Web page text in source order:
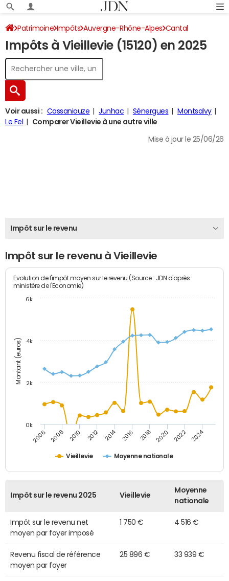
Patrimoine Impôts Auvergne-Rhône-Alpes Cantal
Vieillevie Impôt sur le revenu
Impôts à Vieillevie (15120) en 2025
Voir aussi : Cassaniouze Junhac Sénergues
Montsalvy
Le Fel
Comparer Vieillevie à une autre ville
Mise à jour le 25/06/26
Impôt sur le revenu
Impôt sur le revenu à Vieillevie
Montant (euros)
Evolution de l'impôt moyen sur le revenu (Source : JDN d'après
ministère de l'Economie)
Vieillevie Moyenne nationale
2006 2008 2010 2012 2014 2016 2018 2020 2022 2024
0k
2k
4k
6k
Impôt sur le revenu 2025 Vieillevie
Moyenne
nationale
Impôt sur le revenu net
moyen par foyer imposé
1 750 € 4 516 €
Revenu fiscal de référence
moyen par foyer
25 896 € 33 939 €